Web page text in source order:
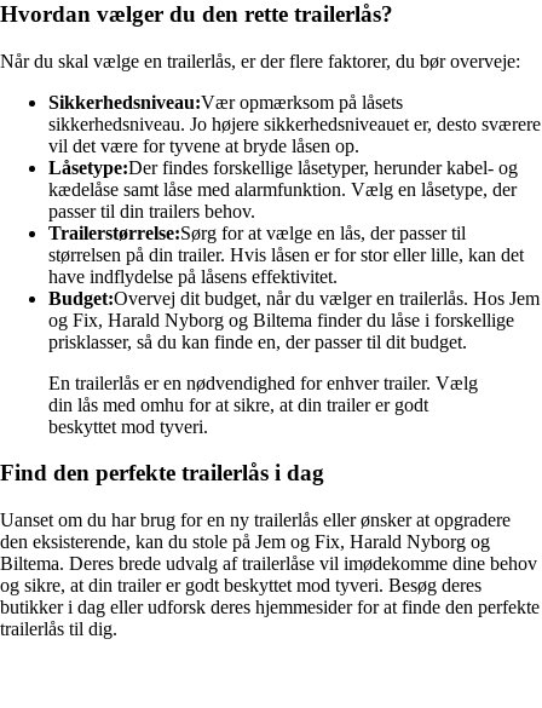
Hvordan vælger du den rette trailerlås?
Når du skal vælge en trailerlås, er der flere faktorer, du bør overveje:
Sikkerhedsniveau:Vær opmærksom på låsets
sikkerhedsniveau. Jo højere sikkerhedsniveauet er, desto sværere
vil det være for tyvene at bryde låsen op.
Låsetype:Der findes forskellige låsetyper, herunder kabel- og
kædelåse samt låse med alarmfunktion. Vælg en låsetype, der
passer til din trailers behov.
Trailerstørrelse:Sørg for at vælge en lås, der passer til
størrelsen på din trailer. Hvis låsen er for stor eller lille, kan det
have indflydelse på låsens effektivitet.
Budget:Overvej dit budget, når du vælger en trailerlås. Hos Jem
og Fix, Harald Nyborg og Biltema finder du låse i forskellige
prisklasser, så du kan finde en, der passer til dit budget.
En trailerlås er en nødvendighed for enhver trailer. Vælg
din lås med omhu for at sikre, at din trailer er godt
beskyttet mod tyveri.
Find den perfekte trailerlås i dag
Uanset om du har brug for en ny trailerlås eller ønsker at opgradere
den eksisterende, kan du stole på Jem og Fix, Harald Nyborg og
Biltema. Deres brede udvalg af trailerlåse vil imødekomme dine behov
og sikre, at din trailer er godt beskyttet mod tyveri. Besøg deres
butikker i dag eller udforsk deres hjemmesider for at finde den perfekte
trailerlås til dig.